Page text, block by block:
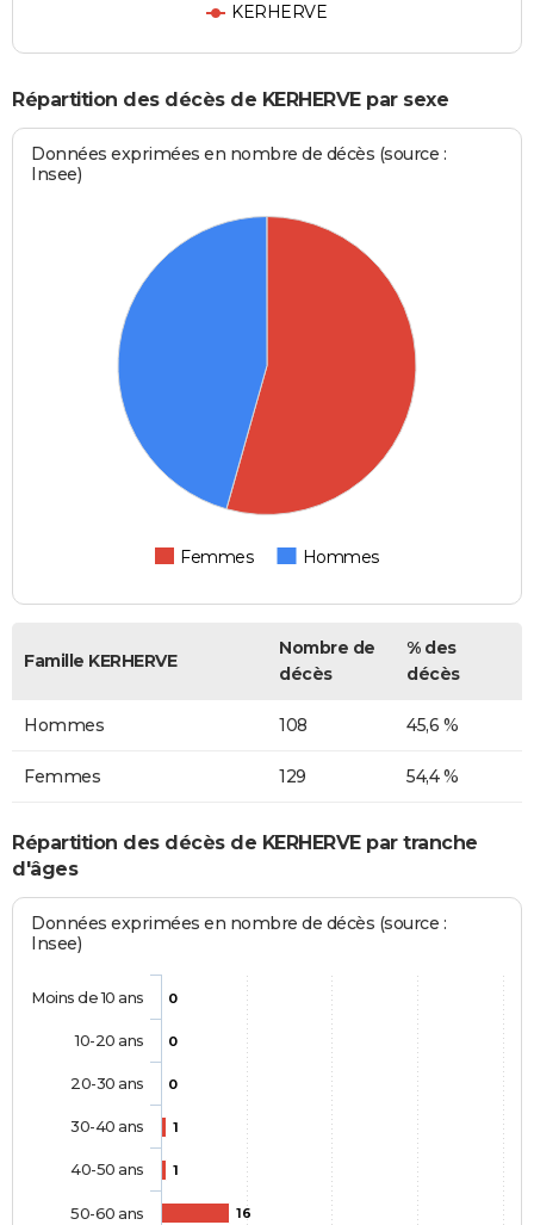
KERHERVE
Répartition des décès de KERHERVE par sexe
Données exprimées en nombre de décès (source :
Insee)
Femmes Hommes
Famille KERHERVE
Nombre de
décès
% des
décès
Hommes 108 45,6 %
Femmes 129 54,4 %
Répartition des décès de KERHERVE par tranche
d'âges
Données exprimées en nombre de décès (source :
Insee)
0
0
0
1
1
16
Moins de 10 ans
10-20 ans
20-30 ans
30-40 ans
40-50 ans
50-60 ans